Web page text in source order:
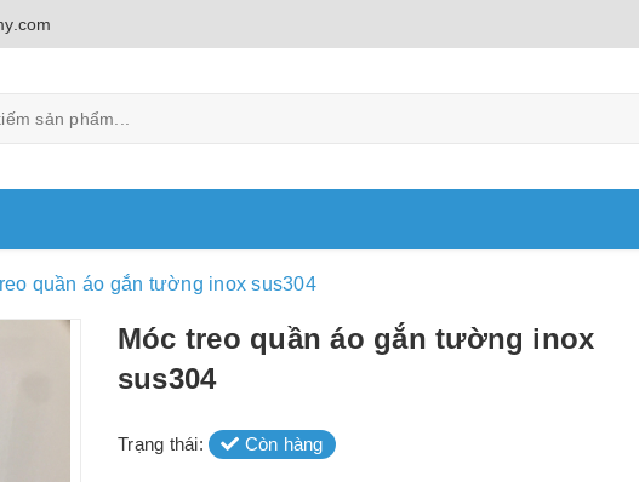
quần áo gắn tường inox sus304
Móc treo quần áo gắn tường inox
sus304
Trạng thái: Còn hàng